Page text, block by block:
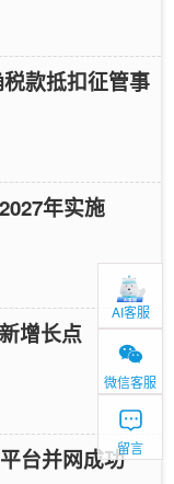
款抵扣征管事
年实施
增长点
台并网成功
AI客服
微信客服
留言